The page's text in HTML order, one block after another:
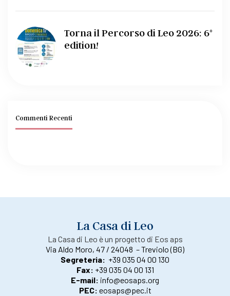
Torna il Percorso di Leo 2026: 6°
edition!
Commenti Recenti
La Casa di Leo
La Casa di Leo è un progetto di Eos aps
Via Aldo Moro, 47 / 24048 – Treviolo (BG)
Segreteria: +39 035 04 00 130
Fax: +39 035 04 00 131
E-mail: info@eosaps.org
PEC: eosaps@pec.it